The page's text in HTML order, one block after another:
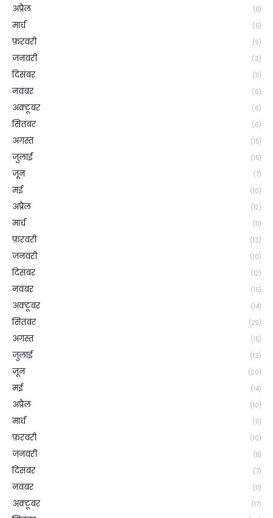
अप्रैल (8)
मार्च (5)
फ़रवरी (9)
जनवरी (3)
दिसंबर (11)
नवंबर (6)
अक्टूबर (6)
सितंबर (6)
अगस्त (15)
जुलाई (15)
जून (7)
मई (10)
अप्रैल (12)
मार्च (11)
फ़रवरी (13)
जनवरी (10)
दिसंबर (12)
नवंबर (15)
अक्टूबर (14)
सितंबर (29)
अगस्त (15)
जुलाई (13)
जून (20)
मई (14)
अप्रैल (10)
मार्च (11)
फ़रवरी (10)
जनवरी (8)
दिसंबर (7)
नवंबर (11)
अक्टूबर (17)